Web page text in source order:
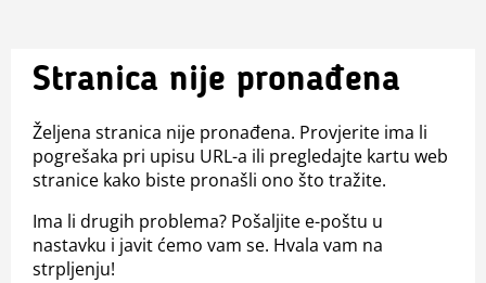
Stranica nije pronađena
Željena stranica nije pronađena. Provjerite ima li
pogrešaka pri upisu URL-a ili pregledajte kartu web
stranice kako biste pronašli ono što tražite.
Ima li drugih problema? Pošaljite e-poštu u
nastavku i javit ćemo vam se. Hvala vam na
strpljenju!